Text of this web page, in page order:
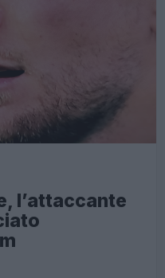
l’attaccante